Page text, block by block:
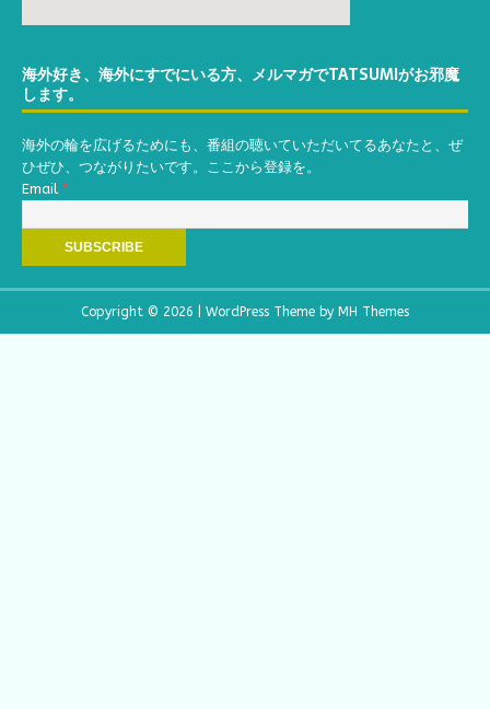
海外好き、海外にすでにいる方、メルマガでTATSUMIがお邪魔
します。
海外の輪を広げるためにも、番組の聴いていただいてるあなたと、ぜ
ひぜひ、つながりたいです。ここから登録を。
Email *
Copyright © 2026 | WordPress Theme by MH Themes